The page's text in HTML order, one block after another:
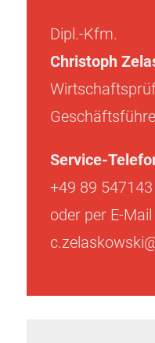
Dipl.-Kfm.
Christoph
Service-
+49 89 547143
oder per E-Mail